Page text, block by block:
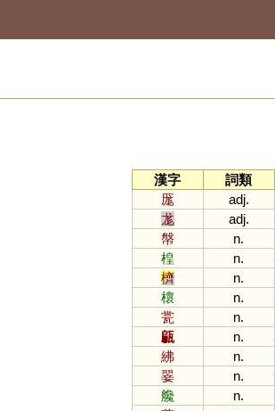
漢字
詞類
厖
adj.
尨
adj.
幋
n.
楻
n.
櫅
n.
櫰
n.
瓽
n.
甂
n.
紼
n.
翣
n.
艬
n.